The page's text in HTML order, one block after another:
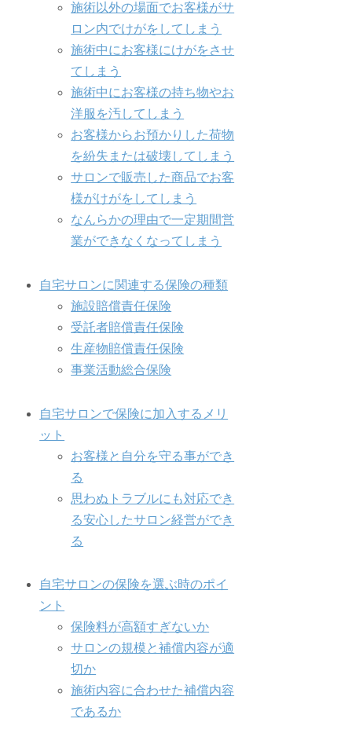
施術以外の場面でお客様がサ
ロン内でけがをしてしまう
施術中にお客様にけがをさせ
てしまう
施術中にお客様の持ち物やお
洋服を汚してしまう
お客様からお預かりした荷物
を紛失または破壊してしまう
サロンで販売した商品でお客
様がけがをしてしまう
なんらかの理由で一定期間営
業ができなくなってしまう
自宅サロンに関連する保険の種類
施設賠償責任保険
受託者賠償責任保険
生産物賠償責任保険
事業活動総合保険
自宅サロンで保険に加入するメリ
ット
お客様と自分を守る事ができ
る
思わぬトラブルにも対応でき
る安心したサロン経営ができ
る
自宅サロンの保険を選ぶ時のポイ
ント
保険料が高額すぎないか
サロンの規模と補償内容が適
切か
施術内容に合わせた補償内容
であるか